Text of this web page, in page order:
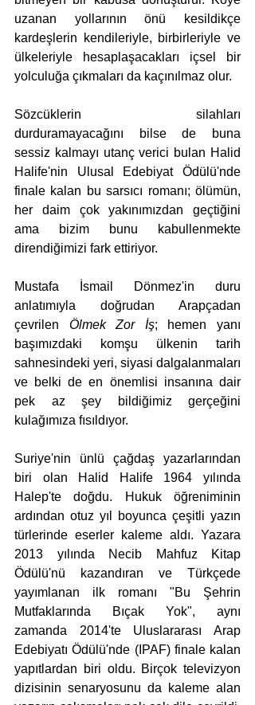
uzanan yollarının önü kesildikçe
kardeşlerin kendileriyle, birbirleriyle ve
ülkeleriyle hesaplaşacakları içsel bir
yolculuğa çıkmaları da kaçınılmaz olur.
Sözcüklerin silahları
durduramayacağını bilse de buna
sessiz kalmayı utanç verici bulan Halid
Halife'nin Ulusal Edebiyat Ödülü'nde
finale kalan bu sarsıcı romanı; ölümün,
her daim çok yakınımızdan geçtiğini
ama bizim bunu kabullenmekte
direndiğimizi fark ettiriyor.
Mustafa İsmail Dönmez'in duru
anlatımıyla doğrudan Arapçadan
çevrilen Ölmek Zor İş; hemen yanı
başımızdaki komşu ülkenin tarih
sahnesindeki yeri, siyasi dalgalanmaları
ve belki de en önemlisi insanına dair
pek az şey bildiğimiz gerçeğini
kulağımıza fısıldıyor.
Suriye'nin ünlü çağdaş yazarlarından
biri olan Halid Halife 1964 yılında
Halep'te doğdu. Hukuk öğreniminin
ardından otuz yıl boyunca çeşitli yazın
türlerinde eserler kaleme aldı. Yazara
2013 yılında Necib Mahfuz Kitap
Ödülü'nü kazandıran ve Türkçede
yayımlanan ilk romanı "Bu Şehrin
Mutfaklarında Bıçak Yok", aynı
zamanda 2014'te Uluslararası Arap
Edebiyatı Ödülü'nde (IPAF) finale kalan
yapıtlardan biri oldu. Birçok televizyon
dizisinin senaryosunu da kaleme alan